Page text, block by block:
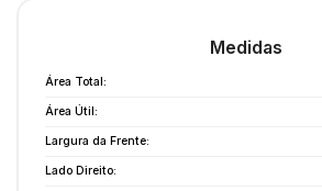
Medidas
Área Total:
Área Útil:
Largura da Frente:
Lado Direito: